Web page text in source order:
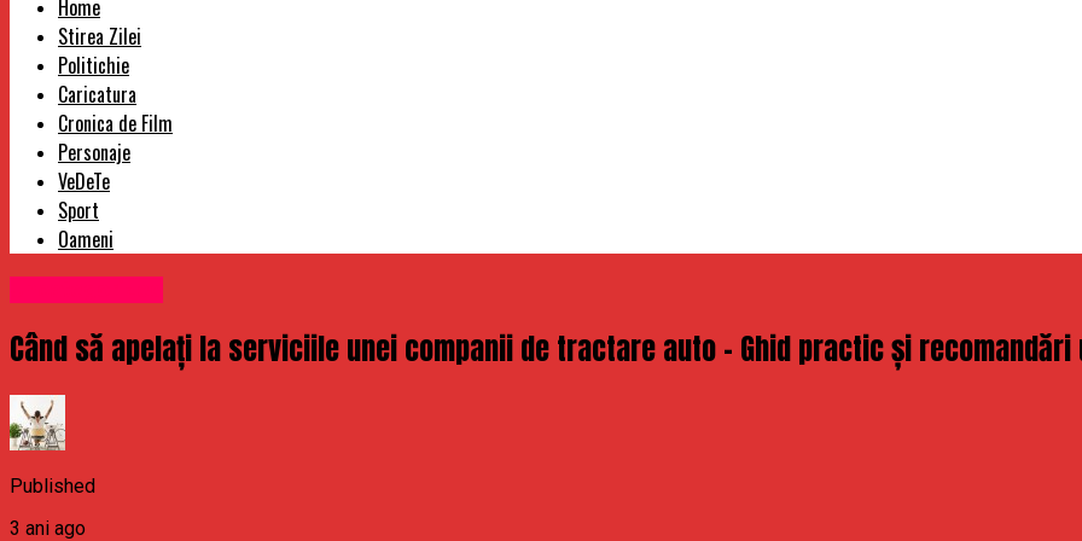
Home
Stirea Zilei
Politichie
Caricatura
Cronica de Film
Personaje
VeDeTe
Sport
Oameni
Când să apelați la serviciile unei companii de tractare auto – Ghid practic și
Published
3 ani ago